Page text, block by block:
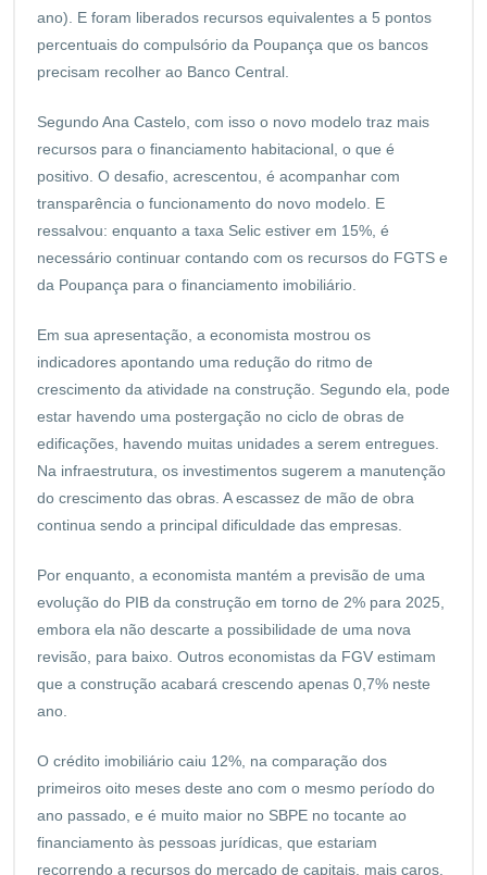
ano). E foram liberados recursos equivalentes a 5 pontos
percentuais do compulsório da Poupança que os bancos
precisam recolher ao Banco Central.
Segundo Ana Castelo, com isso o novo modelo traz mais
recursos para o financiamento habitacional, o que é
positivo. O desafio, acrescentou, é acompanhar com
transparência o funcionamento do novo modelo. E
ressalvou: enquanto a taxa Selic estiver em 15%, é
necessário continuar contando com os recursos do FGTS e
da Poupança para o financiamento imobiliário.
Em sua apresentação, a economista mostrou os
indicadores apontando uma redução do ritmo de
crescimento da atividade na construção. Segundo ela, pode
estar havendo uma postergação no ciclo de obras de
edificações, havendo muitas unidades a serem entregues.
Na infraestrutura, os investimentos sugerem a manutenção
do crescimento das obras. A escassez de mão de obra
continua sendo a principal dificuldade das empresas.
Por enquanto, a economista mantém a previsão de uma
evolução do PIB da construção em torno de 2% para 2025,
embora ela não descarte a possibilidade de uma nova
revisão, para baixo. Outros economistas da FGV estimam
que a construção acabará crescendo apenas 0,7% neste
ano.
O crédito imobiliário caiu 12%, na comparação dos
primeiros oito meses deste ano com o mesmo período do
ano passado, e é muito maior no SBPE no tocante ao
financiamento às pessoas jurídicas, que estariam
recorrendo a recursos do mercado de capitais, mais caros.